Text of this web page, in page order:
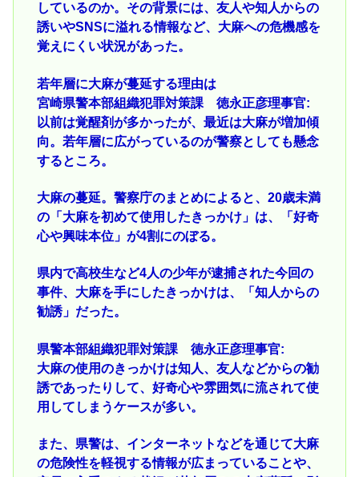
しているのか。その背景には、友人や知人からの
誘いやSNSに溢れる情報など、大麻への危機感を
覚えにくい状況があった。
若年層に大麻が蔓延する理由は
宮崎県警本部組織犯罪対策課 徳永正彦理事官:
以前は覚醒剤が多かったが、最近は大麻が増加傾
向。若年層に広がっているのが警察としても懸念
するところ。
大麻の蔓延。警察庁のまとめによると、20歳未満
の「大麻を初めて使用したきっかけ」は、「好奇
心や興味本位」が4割にのぼる。
県内で高校生など4人の少年が逮捕された今回の
事件、大麻を手にしたきっかけは、「知人からの
勧誘」だった。
県警本部組織犯罪対策課 徳永正彦理事官:
大麻の使用のきっかけは知人、友人などからの勧
誘であったりして、好奇心や雰囲気に流されて使
用してしまうケースが多い。
また、県警は、インターネットなどを通じて大麻
の危険性を軽視する情報が広まっていることや、